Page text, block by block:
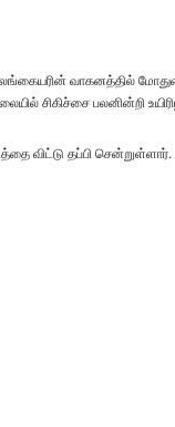
வாகனத்தில்
சிகிச்சை பலனின்றி
விட்டு தப்பி சென்றுள்ளார்.